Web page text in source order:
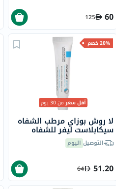
60
125
20% خصم
أقل سعرمن 30 يوم
لا روش بوزاي مرطب الشفاه
سيكابلاست ليفر للشفاه
الجافة والمتشققة 7.5 مل
التوصيل اليوم
51.20
64